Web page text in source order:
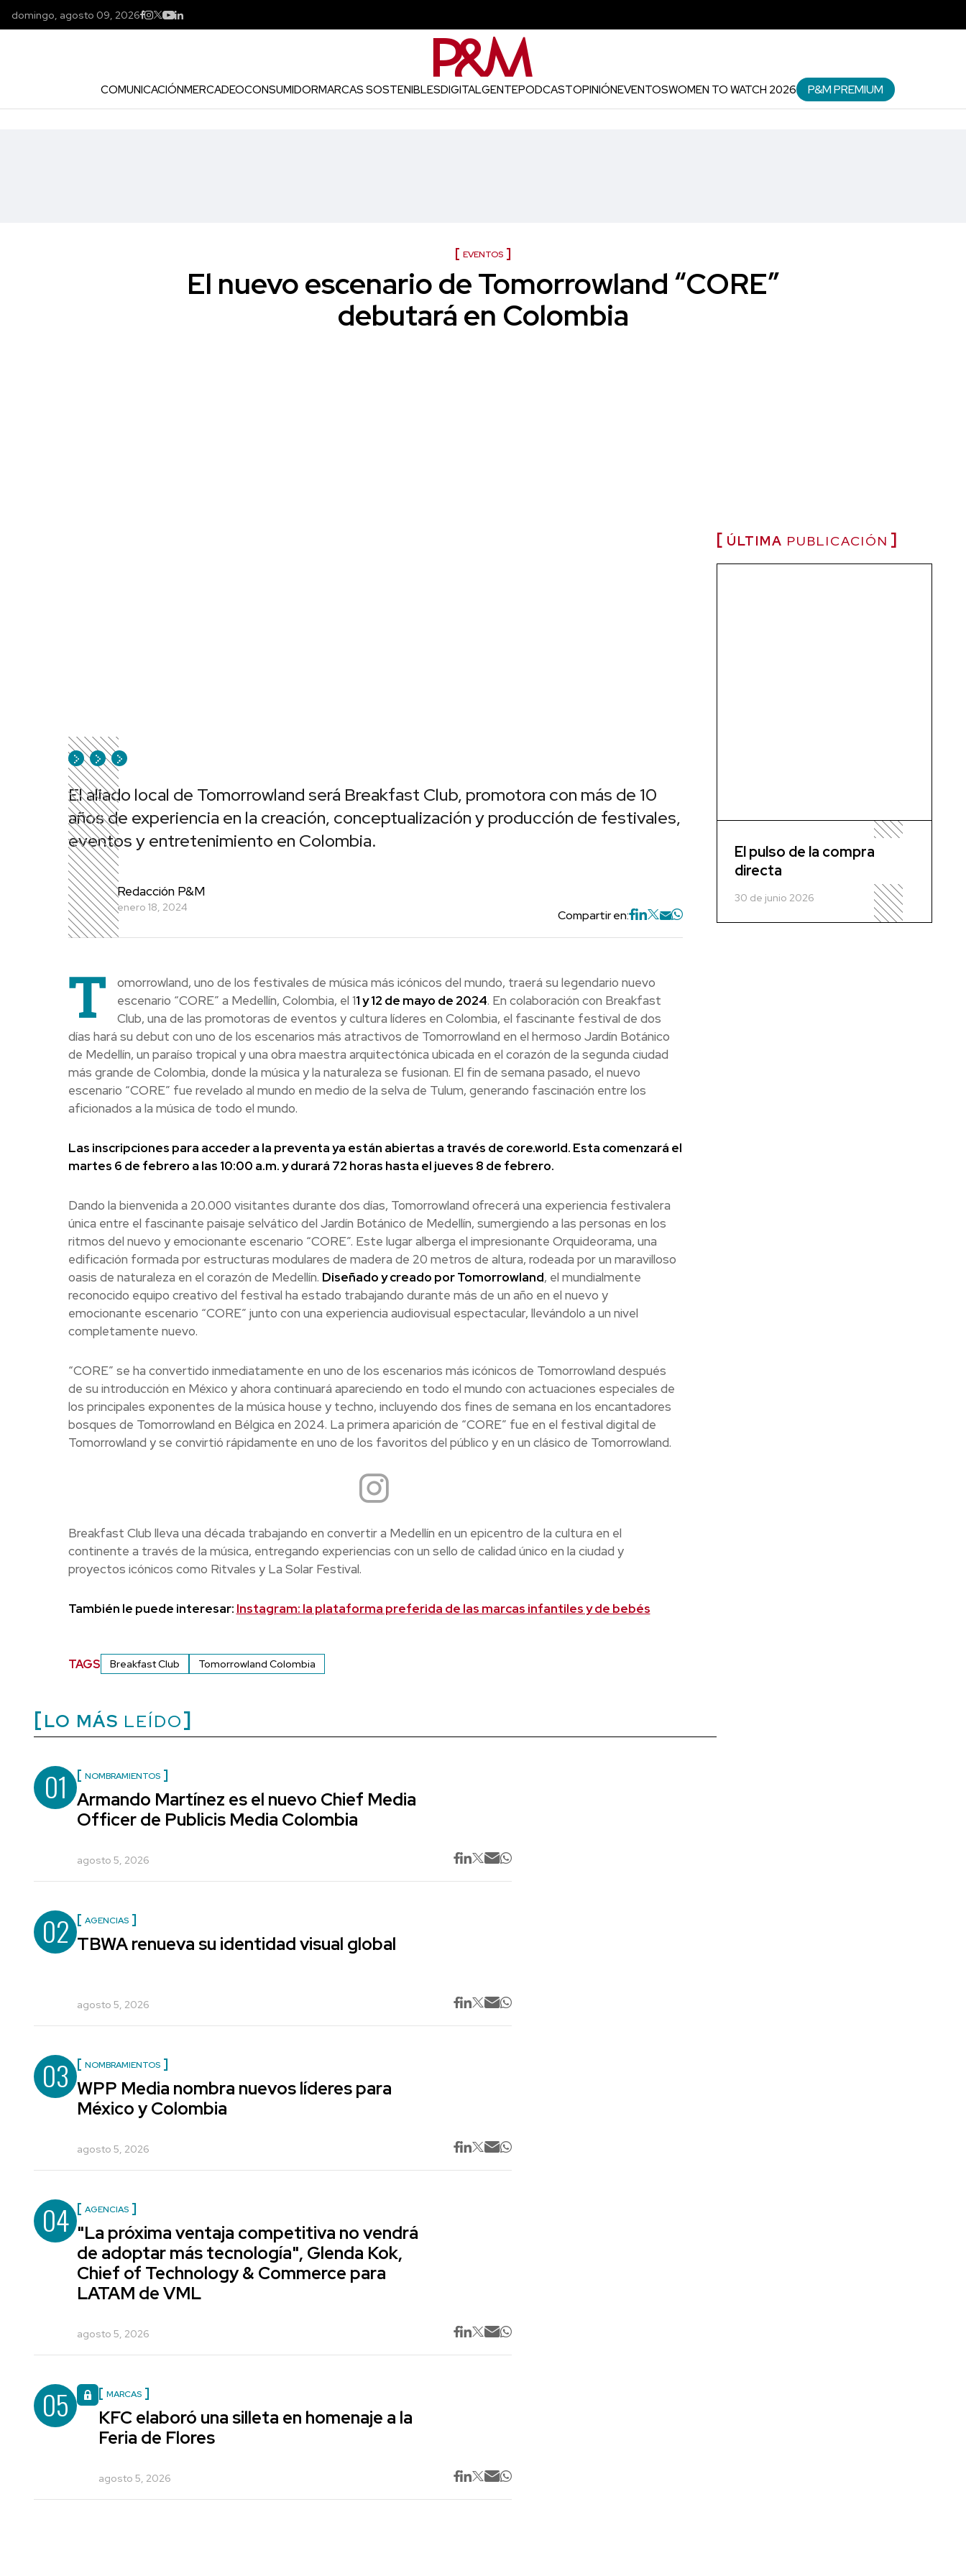
domingo, agosto 09, 2026
COMUNICACIÓNMERCADEOCONSUMIDORMARCAS SOSTENIBLESDIGITALGENTEPODCASTOPINIÓNEVENTOSWOMEN TO WATCH 2026 P&M PREMIUM
EVENTOS
El nuevo escenario de Tomorrowland “CORE”
debutará en Colombia
El aliado local de Tomorrowland será Breakfast Club, promotora con más de 10
años de experiencia en la creación, conceptualización y producción de festivales,
eventos y entretenimiento en Colombia.
Redacción P&M
enero 18, 2024
Compartir en:
T
omorrowland, uno de los festivales de música más icónicos del mundo, traerá su legendario nuevo
escenario “CORE” a Medellín, Colombia, el 11 y 12 de mayo de 2024. En colaboración con Breakfast
Club, una de las promotoras de eventos y cultura líderes en Colombia, el fascinante festival de dos
días hará su debut con uno de los escenarios más atractivos de Tomorrowland en el hermoso Jardín Botánico
de Medellín, un paraíso tropical y una obra maestra arquitectónica ubicada en el corazón de la segunda ciudad
más grande de Colombia, donde la música y la naturaleza se fusionan. El fin de semana pasado, el nuevo
escenario “CORE” fue revelado al mundo en medio de la selva de Tulum, generando fascinación entre los
aficionados a la música de todo el mundo.
Las inscripciones para acceder a la preventa ya están abiertas a través de core.world. Esta comenzará el
martes 6 de febrero a las 10:00 a.m. y durará 72 horas hasta el jueves 8 de febrero.
Dando la bienvenida a 20.000 visitantes durante dos días, Tomorrowland ofrecerá una experiencia festivalera
única entre el fascinante paisaje selvático del Jardín Botánico de Medellín, sumergiendo a las personas en los
ritmos del nuevo y emocionante escenario “CORE”. Este lugar alberga el impresionante Orquideorama, una
edificación formada por estructuras modulares de madera de 20 metros de altura, rodeada por un maravilloso
oasis de naturaleza en el corazón de Medellín. Diseñado y creado por Tomorrowland, el mundialmente
reconocido equipo creativo del festival ha estado trabajando durante más de un año en el nuevo y
emocionante escenario “CORE” junto con una experiencia audiovisual espectacular, llevándolo a un nivel
completamente nuevo.
“CORE” se ha convertido inmediatamente en uno de los escenarios más icónicos de Tomorrowland después
de su introducción en México y ahora continuará apareciendo en todo el mundo con actuaciones especiales de
los principales exponentes de la música house y techno, incluyendo dos fines de semana en los encantadores
bosques de Tomorrowland en Bélgica en 2024. La primera aparición de “CORE” fue en el festival digital de
Tomorrowland y se convirtió rápidamente en uno de los favoritos del público y en un clásico de Tomorrowland.
Breakfast Club lleva una década trabajando en convertir a Medellín en un epicentro de la cultura en el
continente a través de la música, entregando experiencias con un sello de calidad único en la ciudad y
proyectos icónicos como Ritvales y La Solar Festival.
También le puede interesar: Instagram: la plataforma preferida de las marcas infantiles y de bebés
TAGS Breakfast Club Tomorrowland Colombia
LO MÁS LEÍDO
01 NOMBRAMIENTOS
Armando Martínez es el nuevo Chief Media
Officer de Publicis Media Colombia
agosto 5, 2026
02 AGENCIAS
TBWA renueva su identidad visual global
agosto 5, 2026
03 NOMBRAMIENTOS
WPP Media nombra nuevos líderes para
México y Colombia
agosto 5, 2026
04 AGENCIAS
"La próxima ventaja competitiva no vendrá
de adoptar más tecnología", Glenda Kok,
Chief of Technology & Commerce para
LATAM de VML
agosto 5, 2026
05 MARCAS
KFC elaboró una silleta en homenaje a la
Feria de Flores
agosto 5, 2026
ÚLTIMA PUBLICACIÓN
El pulso de la compra
directa
30 de junio 2026